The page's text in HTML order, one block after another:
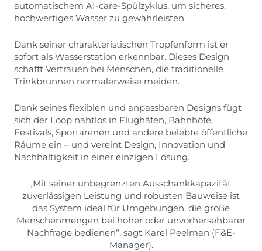
automatischem AI-care-Spülzyklus, um sicheres,
hochwertiges Wasser zu gewährleisten.
Dank seiner charakteristischen Tropfenform ist er
sofort als Wasserstation erkennbar. Dieses Design
schafft Vertrauen bei Menschen, die traditionelle
Trinkbrunnen normalerweise meiden.
Dank seines flexiblen und anpassbaren Designs fügt
sich der Loop nahtlos in Flughäfen, Bahnhöfe,
Festivals, Sportarenen und andere belebte öffentliche
Räume ein – und vereint Design, Innovation und
Nachhaltigkeit in einer einzigen Lösung.
„Mit seiner unbegrenzten Ausschankkapazität,
zuverlässigen Leistung und robusten Bauweise ist
das System ideal für Umgebungen, die große
Menschenmengen bei hoher oder unvorhersehbarer
Nachfrage bedienen“, sagt Karel Peelman (F&E-
Manager).